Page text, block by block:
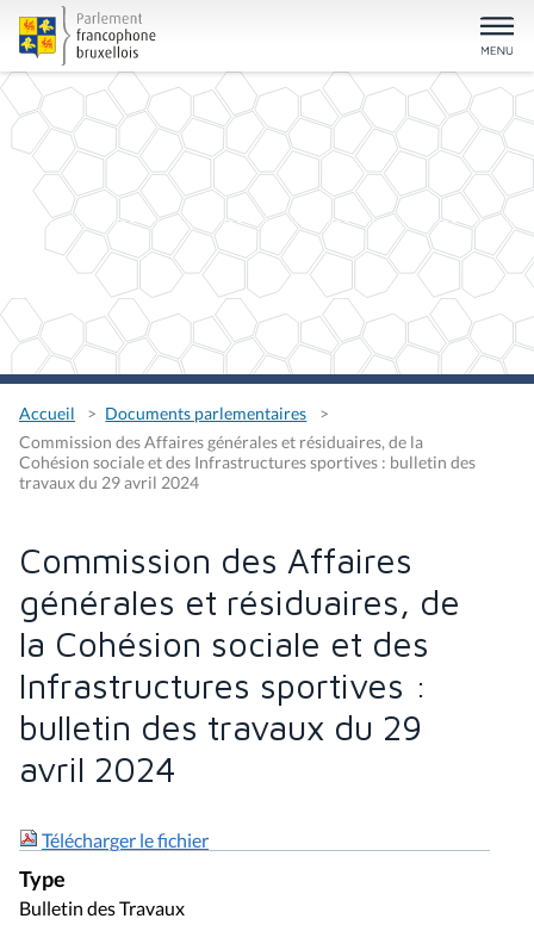
Accueil
Documents parlementaires
Commission des Affaires générales et résiduaires, de la
Cohésion sociale et des Infrastructures sportives : bulletin des
travaux du 29 avril 2024
Commission des Affaires
générales et résiduaires, de
la Cohésion sociale et des
Infrastructures sportives :
bulletin des travaux du 29
avril 2024
Télécharger le fichier
Type
Bulletin des Travaux